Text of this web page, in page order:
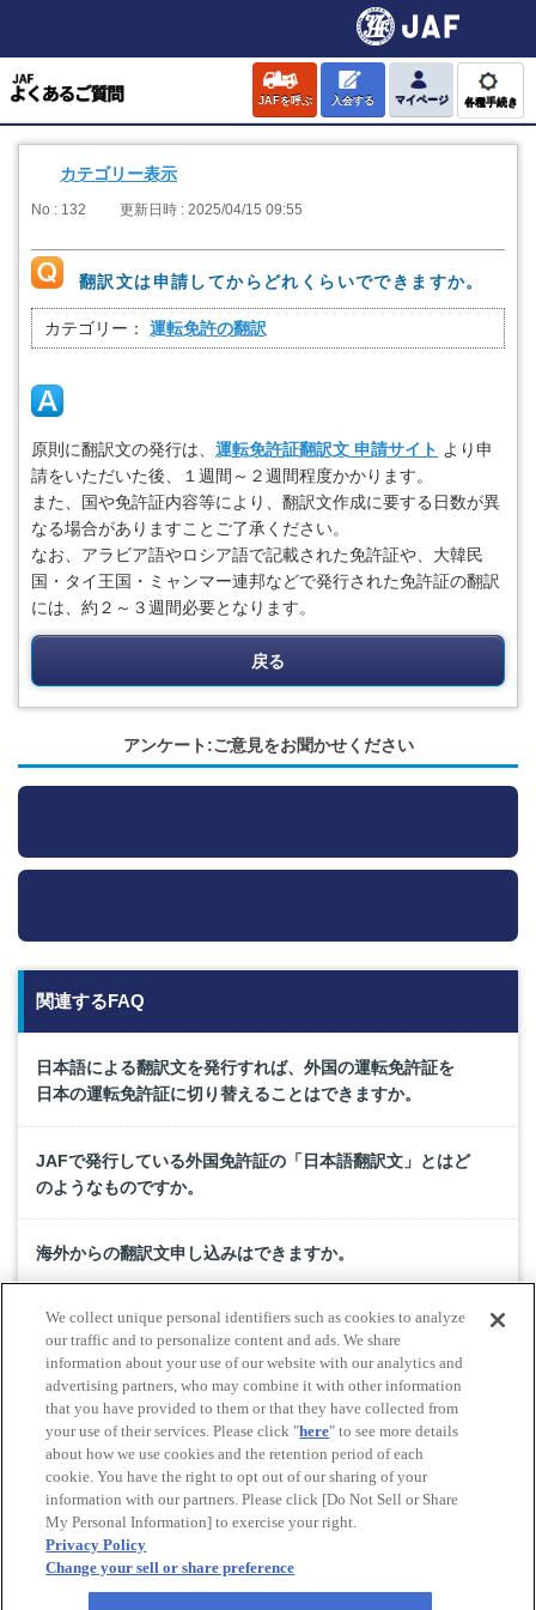
JAFを呼ぶ 入会する マイページ 各種手続き
カテゴリー表示
No : 132 更新日時 : 2025/04/15 09:55
翻訳文は申請してからどれくらいでできますか。
カテゴリー： 運転免許の翻訳
原則に翻訳文の発行は、 運転免許証翻訳文 申請サイト より申
請をいただいた後、１週間～２週間程度かかります。
また、国や免許証内容等により、翻訳文作成に要する日数が異
なる場合がありますことご了承ください。
なお、アラビア語やロシア語で記載された免許証や、大韓民
国・タイ王国・ミャンマー連邦などで発行された免許証の翻訳
には、約２～３週間必要となります。
戻る
アンケート:ご意見をお聞かせください
関連するFAQ
日本語による翻訳文を発行すれば、外国の運転免許証を
日本の運転免許証に切り替えることはできますか。
JAFで発行している外国免許証の「日本語翻訳文」とはど
のようなものですか。
海外からの翻訳文申し込みはできますか。
翻訳文の郵送申し込み方法を教えてください。
翻訳文のＦＡＸ申し込みはできますか。
Do Not Sell or Share My Personal Information
© All rights reserved. JAF
We collect unique personal identifiers such as cookies to analyze
our traffic and to personalize content and ads. We share
information about your use of our website with our analytics and
advertising partners, who may combine it with other information
that you have provided to them or that they have collected from
your use of their services. Please click "here" to see more details
about how we use cookies and the retention period of each
cookie. You have the right to opt out of our sharing of your
information with our partners. Please click [Do Not Sell or Share
My Personal Information] to exercise your right.
Privacy Policy
Change your sell or share preference